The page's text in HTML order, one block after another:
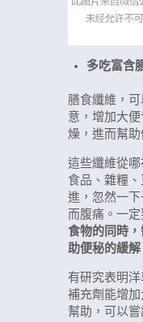
多吃富含
膳食纖維，
意，增加大
燥，進而幫助
這些纖維從
食品、雜糧
進，忽然一
而腹痛。一定
食物的同時
助便秘的緩解
有研究表明
補充劑能增
幫助，可以嘗